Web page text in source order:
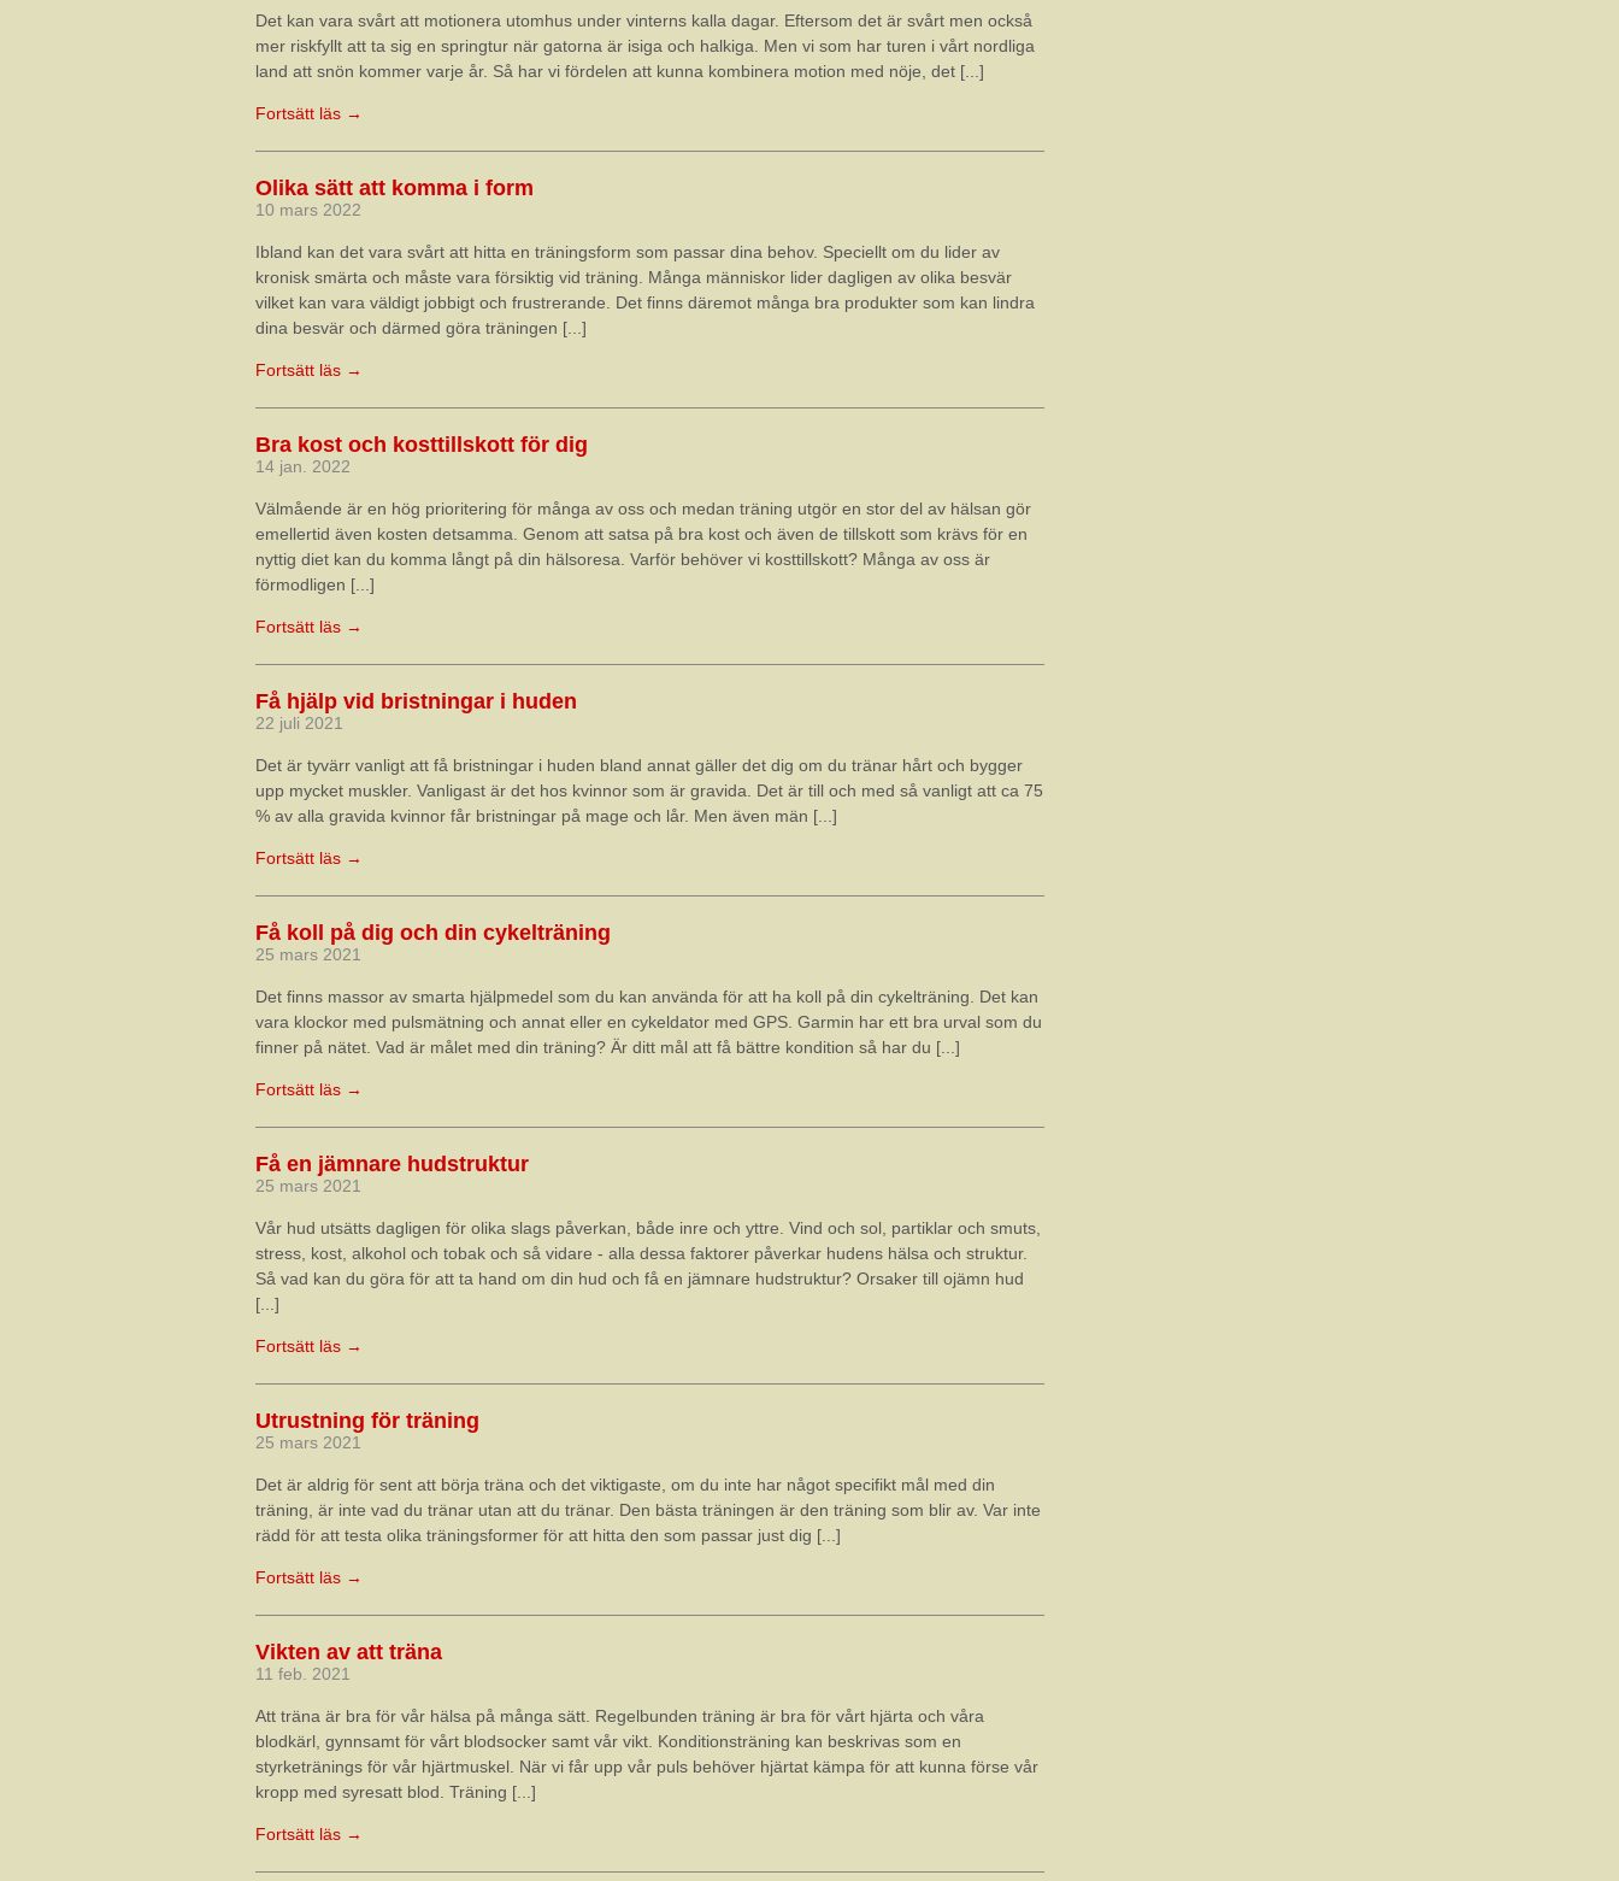
Det kan vara svårt att motionera utomhus under vinterns kalla dagar. Eftersom det är svårt men också
mer riskfyllt att ta sig en springtur när gatorna är isiga och halkiga. Men vi som har turen i vårt nordliga
land att snön kommer varje år. Så har vi fördelen att kunna kombinera motion med nöje, det [...]
Fortsätt läs →
Olika sätt att komma i form
10 mars 2022
Ibland kan det vara svårt att hitta en träningsform som passar dina behov. Speciellt om du lider av
kronisk smärta och måste vara försiktig vid träning. Många människor lider dagligen av olika besvär
vilket kan vara väldigt jobbigt och frustrerande. Det finns däremot många bra produkter som kan lindra
dina besvär och därmed göra träningen [...]
Fortsätt läs →
Bra kost och kosttillskott för dig
14 jan. 2022
Välmående är en hög prioritering för många av oss och medan träning utgör en stor del av hälsan gör
emellertid även kosten detsamma. Genom att satsa på bra kost och även de tillskott som krävs för en
nyttig diet kan du komma långt på din hälsoresa. Varför behöver vi kosttillskott? Många av oss är
förmodligen [...]
Fortsätt läs →
Få hjälp vid bristningar i huden
22 juli 2021
Det är tyvärr vanligt att få bristningar i huden bland annat gäller det dig om du tränar hårt och bygger
upp mycket muskler. Vanligast är det hos kvinnor som är gravida. Det är till och med så vanligt att ca 75
% av alla gravida kvinnor får bristningar på mage och lår. Men även män [...]
Fortsätt läs →
Få koll på dig och din cykelträning
25 mars 2021
Det finns massor av smarta hjälpmedel som du kan använda för att ha koll på din cykelträning. Det kan
vara klockor med pulsmätning och annat eller en cykeldator med GPS. Garmin har ett bra urval som du
finner på nätet. Vad är målet med din träning? Är ditt mål att få bättre kondition så har du [...]
Fortsätt läs →
Få en jämnare hudstruktur
25 mars 2021
Vår hud utsätts dagligen för olika slags påverkan, både inre och yttre. Vind och sol, partiklar och smuts,
stress, kost, alkohol och tobak och så vidare - alla dessa faktorer påverkar hudens hälsa och struktur.
Så vad kan du göra för att ta hand om din hud och få en jämnare hudstruktur? Orsaker till ojämn hud
[...]
Fortsätt läs →
Utrustning för träning
25 mars 2021
Det är aldrig för sent att börja träna och det viktigaste, om du inte har något specifikt mål med din
träning, är inte vad du tränar utan att du tränar. Den bästa träningen är den träning som blir av. Var inte
rädd för att testa olika träningsformer för att hitta den som passar just dig [...]
Fortsätt läs →
Vikten av att träna
11 feb. 2021
Att träna är bra för vår hälsa på många sätt. Regelbunden träning är bra för vårt hjärta och våra
blodkärl, gynnsamt för vårt blodsocker samt vår vikt. Konditionsträning kan beskrivas som en
styrketränings för vår hjärtmuskel. När vi får upp vår puls behöver hjärtat kämpa för att kunna förse vår
kropp med syresatt blod. Träning [...]
Fortsätt läs →